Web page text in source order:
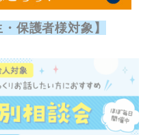
保護者様対象】